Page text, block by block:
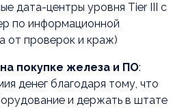
дата-центры уровня Tier III с
по информационной
от проверок и краж)
покупке железа и ПО:
денег благодаря тому, что
и держать в штате